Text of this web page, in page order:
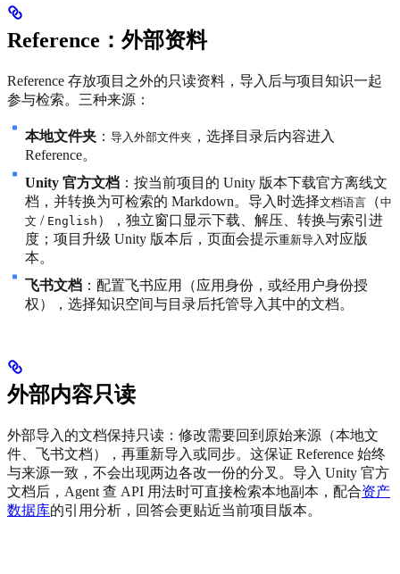
Reference：外部资料
Reference 存放项目之外的只读资料，导入后与项目知识一起
参与检索。三种来源：
本地文件夹 ：导入外部文件夹 ，选择目录后内容进入
Reference。
Unity 官方文档 ：按当前项目的 Unity 版本下载官方离线文
档，并转换为可检索的 Markdown。导入时选择文档语言 （中
文 / English ），独立窗口显示下载、解压、转换与索引进
度；项目升级 Unity 版本后，页面会提示重新导入对应版
本。
飞书文档 ：配置飞书应用（应用身份，或经用户身份授
权），选择知识空间与目录后托管导入其中的文档。
外部内容只读
外部导入的文档保持只读：修改需要回到原始来源（本地文
件、飞书文档），再重新导入或同步。这保证 Reference 始终
与来源一致，不会出现两边各改一份的分叉。导入 Unity 官方
文档后，Agent 查 API 用法时可直接检索本地副本，配合资产
数据库的引用分析，回答会更贴近当前项目版本。